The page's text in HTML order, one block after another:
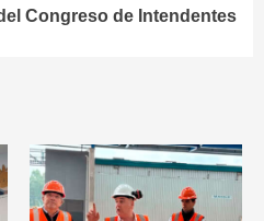
Congreso de Intendentes